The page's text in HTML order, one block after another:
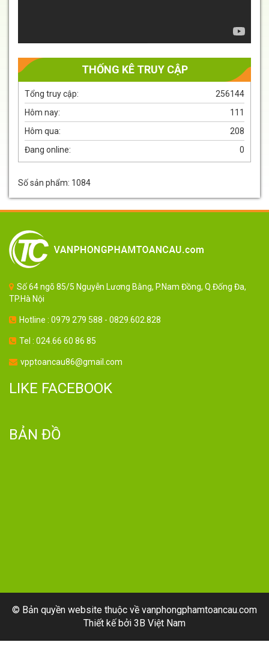
THỐNG KÊ TRUY CẬP
256144
Tổng truy cập:
111
Hôm nay:
208
Hôm qua:
0
Đang online:
Số sản phẩm: 1084
Số 64 ngõ 85/5 Nguyễn Lương Bằng, P.Nam Đồng, Q.Đống Đa,
TP.Hà Nội
Hotline : 0979 279 588 - 0829.602.828
Tel : 024.66 60 86 85
vpptoancau86@gmail.com
LIKE FACEBOOK
BẢN ĐỒ
© Bản quyền website thuộc về vanphongphamtoancau.com
Thiết kế bởi 3B Việt Nam